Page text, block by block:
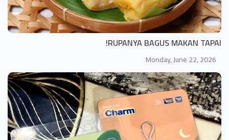
RUPANYA BAGUS MAKAN TAPAI!
Monday, June 22, 2026